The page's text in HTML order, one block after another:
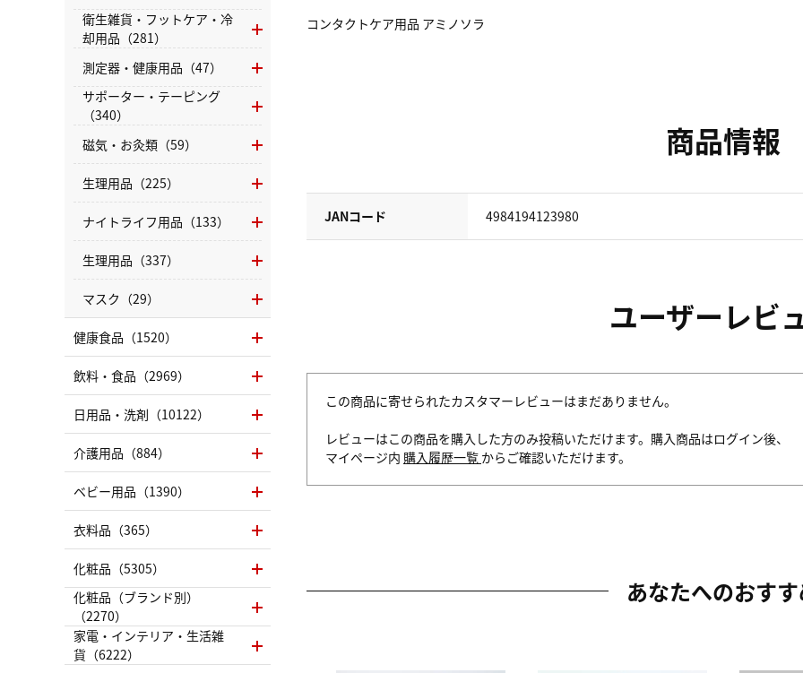
コンタクトケア用品 アミノソラ
商品情報
JANコード 4984194123980
ユーザーレビ
この商品に寄せられたカスタマーレビューはまだありません。
レビューはこの商品を購入した方のみ投稿いただけます。購入商品はログイン後、
マイページ内 購入履歴一覧 からご確認いただけます。
あなたへのおす
衛生雑貨・フットケア・冷
却用品（281）
測定器・健康用品（47）
サポーター・テーピング
（340）
磁気・お灸類（59）
生理用品（225）
ナイトライフ用品（133）
生理用品（337）
マスク（29）
健康食品（1520）
飲料・食品（2969）
日用品・洗剤（10122）
介護用品（884）
ベビー用品（1390）
衣料品（365）
化粧品（5305）
化粧品（ブランド別）
（2270）
家電・インテリア・生活雑
貨（6222）